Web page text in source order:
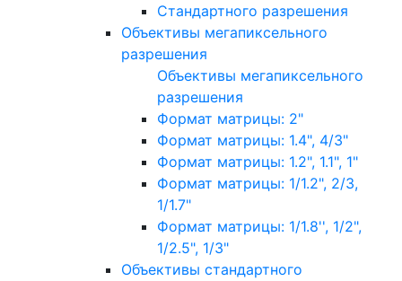
Стандартного разрешения
Объективы мегапиксельного
разрешения
Объективы мегапиксельного
разрешения
Формат матрицы: 2"
Формат матрицы: 1.4", 4/3"
Формат матрицы: 1.2", 1.1", 1"
Формат матрицы: 1/1.2", 2/3,
1/1.7"
Формат матрицы: 1/1.8'', 1/2",
1/2.5", 1/3"
Объективы стандартного